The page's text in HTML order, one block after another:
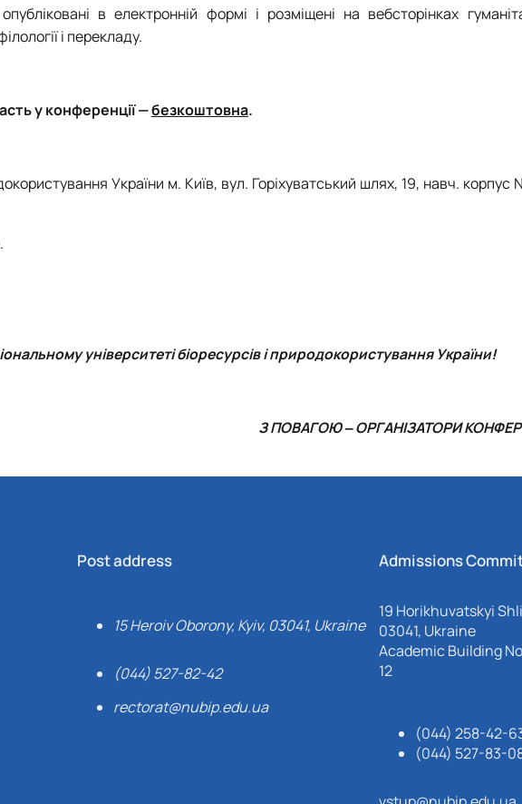
опубліковані в електронній формі і розміщені на вебсторінках
і перекладу.
у конференції—безкоштовна.
України м. Київ, вул. Горіхуватський шлях, 19, навч. корпус
.
університеті біоресурсів і природокористування України!
З ПОВАГОЮ ‒ ОРГАНІЗАТОРИ
Post address
15 Heroiv Oborony, Kyiv, 03041, Ukraine
(044) 527-82-42
rectorat@nubip.edu.ua
Admissions
19 Horikhuvatskyi
03041, Ukraine
Academic Building
12
(044) 258-42-
(044) 527-83-